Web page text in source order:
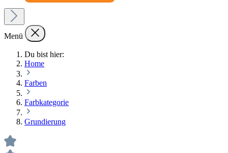
Menü
Du bist hier:
Home
Farben
Farbkategorie
Grundierung